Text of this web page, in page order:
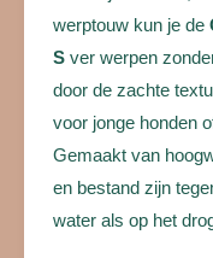
werptouw kun je de
S ver werpen
door de zachte
voor jonge honden
Gemaakt van
en bestand zijn
water als op het